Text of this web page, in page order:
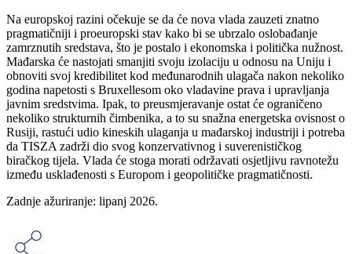
Na europskoj razini očekuje se da će nova vlada zauzeti znatno
pragmatičniji i proeuropski stav kako bi se ubrzalo oslobađanje
zamrznutih sredstava, što je postalo i ekonomska i politička nužnost.
Mađarska će nastojati smanjiti svoju izolaciju u odnosu na Uniju i
obnoviti svoj kredibilitet kod međunarodnih ulagača nakon nekoliko
godina napetosti s Bruxellesom oko vladavine prava i upravljanja
javnim sredstvima. Ipak, to preusmjeravanje ostat će ograničeno
nekoliko strukturnih čimbenika, a to su snažna energetska ovisnost o
Rusiji, rastući udio kineskih ulaganja u mađarskoj industriji i potreba
da TISZA zadrži dio svog konzervativnog i suverenističkog
biračkog tijela. Vlada će stoga morati održavati osjetljivu ravnotežu
između usklađenosti s Europom i geopolitičke pragmatičnosti.
Zadnje ažuriranje: lipanj 2026.